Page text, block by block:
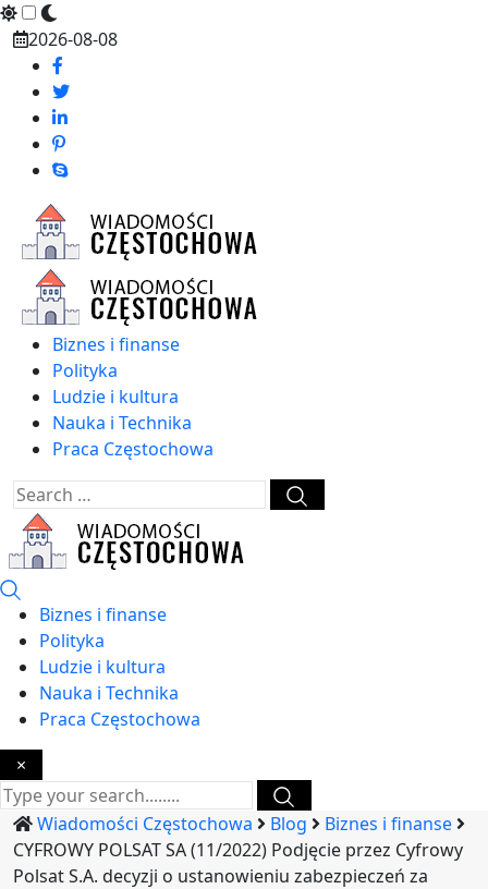
Skip
content
2026-08-08
Biznes i finanse
Polityka
Ludzie i kultura
Nauka i Technika
Praca Częstochowa
Biznes i finanse
Polityka
Ludzie i kultura
Nauka i Technika
Praca Częstochowa
×
Wiadomości Częstochowa Blog
Biznes i finanse
CYFROWY POLSAT SA (11/2022) Podjęcie przez Cyfrowy
Polsat S.A. decyzji o ustanowieniu zabezpieczeń za